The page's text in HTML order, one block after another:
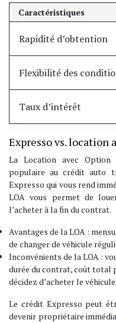
Caractéristiques
Rapidité d’obtention
Flexibilité des
Taux d’intérêt
Expresso vs. location
La Location avec Option
populaire au crédit auto
Expresso qui vous rend
LOA vous permet de
l’acheter à la fin du contrat.
Avantages de la LOA :
de changer de véhicule
Inconvénients de la LOA :
durée du contrat, coût total
décidez d’acheter le
Le crédit Expresso peut
devenir propriétaire